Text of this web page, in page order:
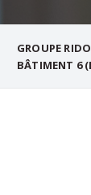
GROUPE
BÂTIMENT 6